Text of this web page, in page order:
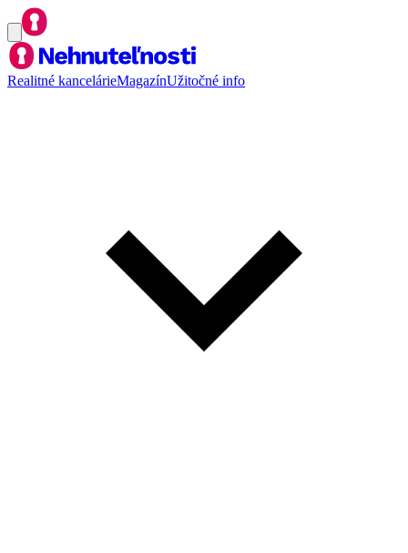
Realitné kancelárieMagazínUžitočné info